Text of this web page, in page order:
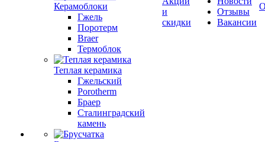
Керамоблоки
Гжель
Поротерм
Braer
Термоблок
Теплая керамика
Гжельский
Porotherm
Браер
Сталинградский
камень
и
скидки
Отзывы
Вакансии